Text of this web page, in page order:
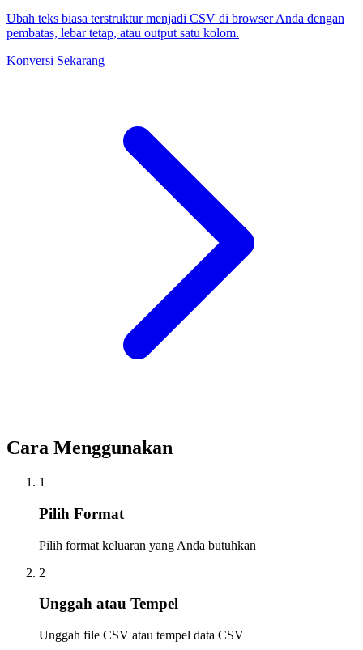
Ubah teks biasa terstruktur menjadi CSV di browser Anda dengan
pembatas, lebar tetap, atau output satu kolom.
Konversi Sekarang
Cara Menggunakan
1
Pilih Format
Pilih format keluaran yang Anda butuhkan
2
Unggah atau Tempel
Unggah file CSV atau tempel data CSV